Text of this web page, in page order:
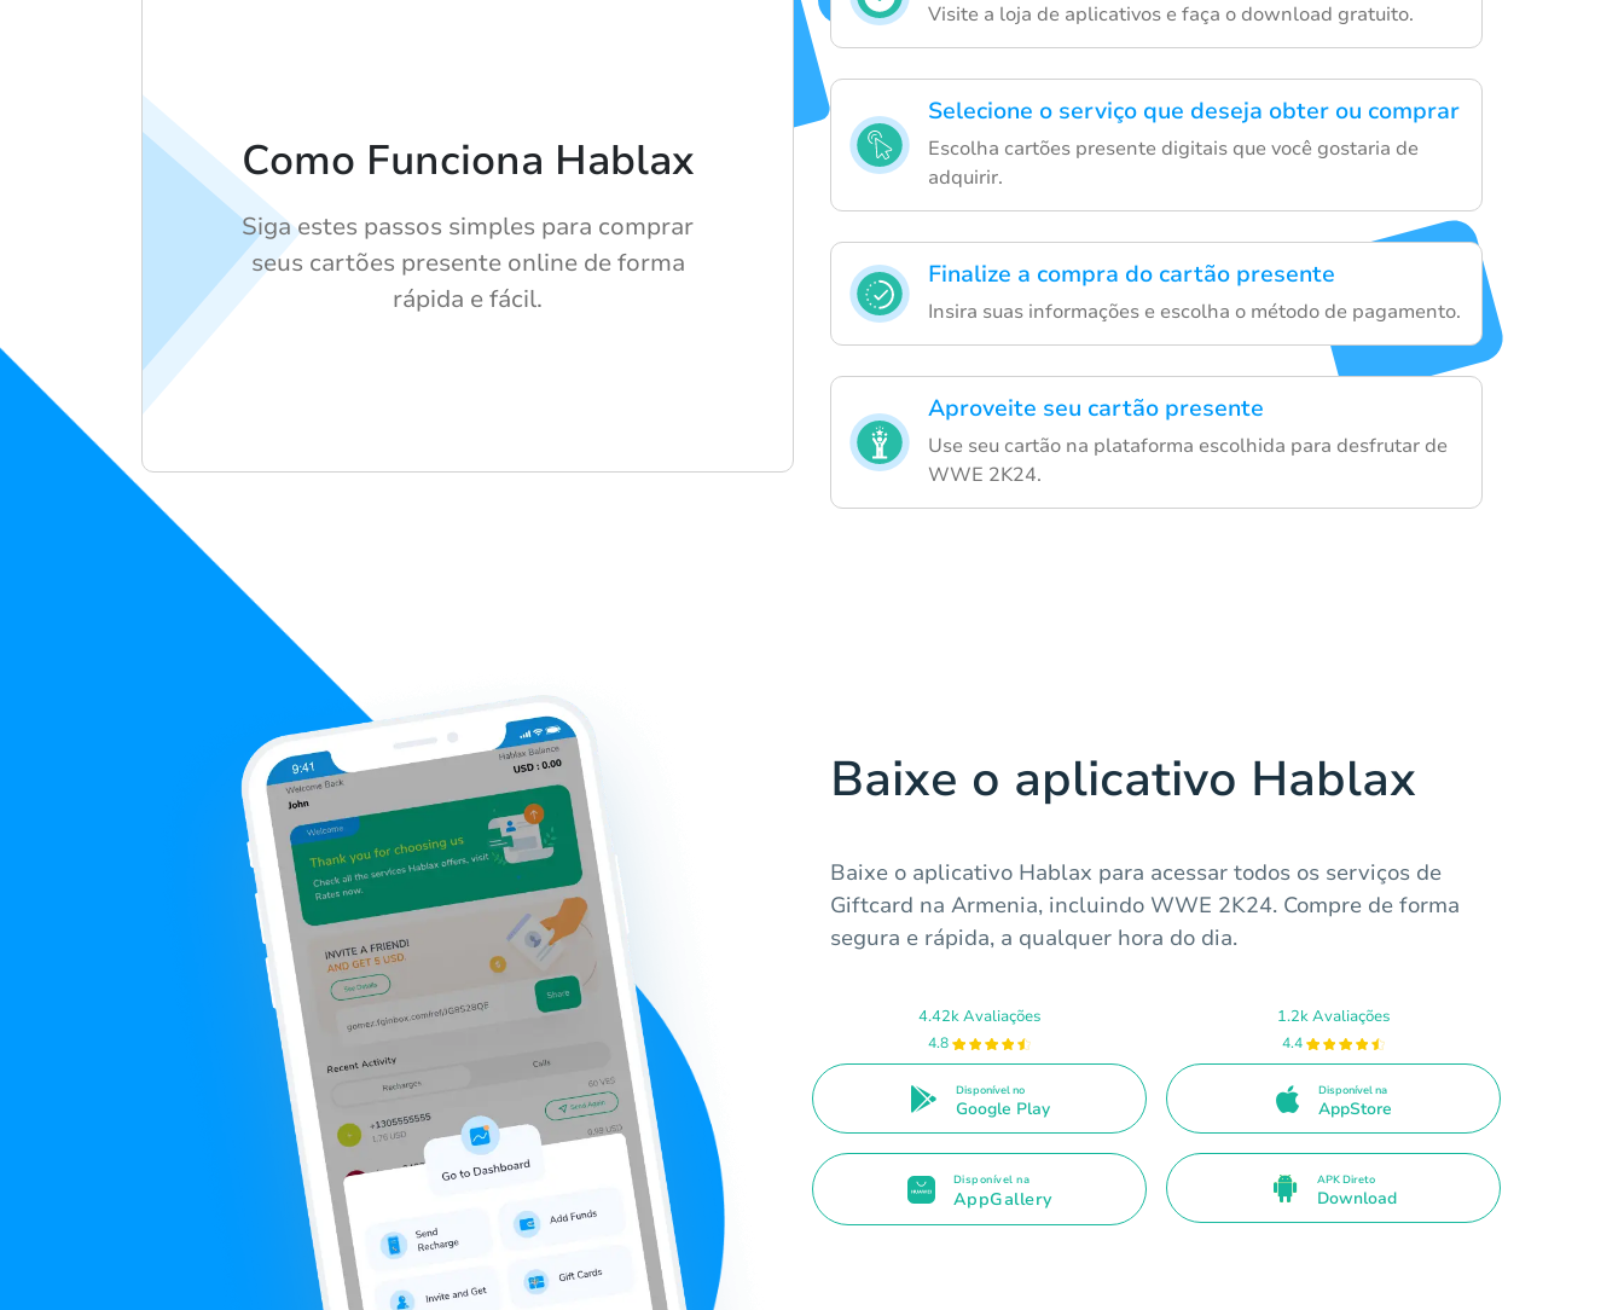
Visite a loja de aplicativos e faça o download gratuito.
Selecione o serviço que deseja obter ou comprar
Escolha cartões presente digitais que você gostaria de
adquirir.
Finalize a compra do cartão presente
Insira suas informações e escolha o método de pagamento.
Aproveite seu cartão presente
Use seu cartão na plataforma escolhida para desfrutar de
WWE 2K24.
Como Funciona Hablax
Siga estes passos simples para comprar
seus cartões presente online de forma
rápida e fácil.
Baixe o aplicativo Hablax
Baixe o aplicativo Hablax para acessar todos os serviços de
Giftcard na Armenia, incluindo WWE 2K24. Compre de forma
segura e rápida, a qualquer hora do dia.
4.42k Avaliações
4.8
Disponível no
Google Play
1.2k Avaliações
4.4
Disponível na
AppStore
Disponível na
AppGallery
APK Direto
Download